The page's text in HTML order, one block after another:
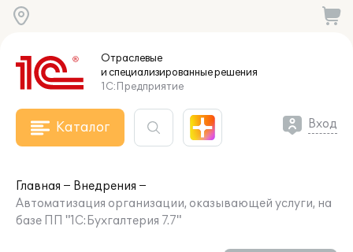
Отраслевые
и специализированныерешения
1С:Предприятие
Каталог Вход
Главная
Внедрения
Автоматизация организации, оказывающей услуги, на
базе ПП "1С:Бухгалтерия 7.7"